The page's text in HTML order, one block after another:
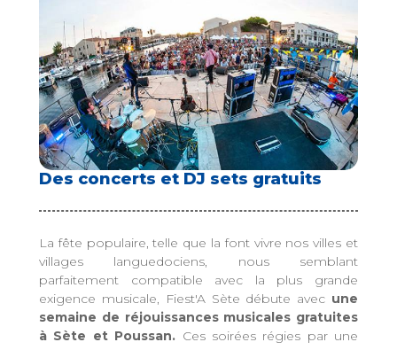
Des concerts et DJ sets gratuits
La fête populaire, telle que la font vivre nos villes et
villages languedociens, nous semblant
parfaitement compatible avec la plus grande
exigence musicale, Fiest'A Sète débute avec une
semaine de réjouissances musicales gratuites
à Sète et Poussan. Ces soirées régies par une